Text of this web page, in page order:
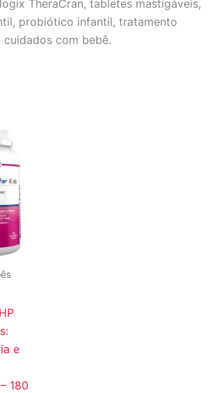
TheraCran, tabletes mastigáveis,
probiótico infantil, tratamento
com bebê.
e
180